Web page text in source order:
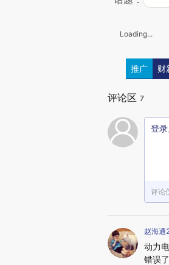
Loading...
推广 财
评论区 7
登录
评论
赵海通
动力
错误了